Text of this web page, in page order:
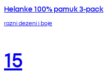
Helanke 100% pamuk 3-pack
razni dezeni i boje
15